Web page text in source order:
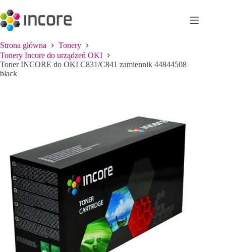
do
treści
Strona główna
Tonery
Tonery Incore do urządzeń OKI
Toner INCORE do OKI C831/C841 zamiennik 44844508
black